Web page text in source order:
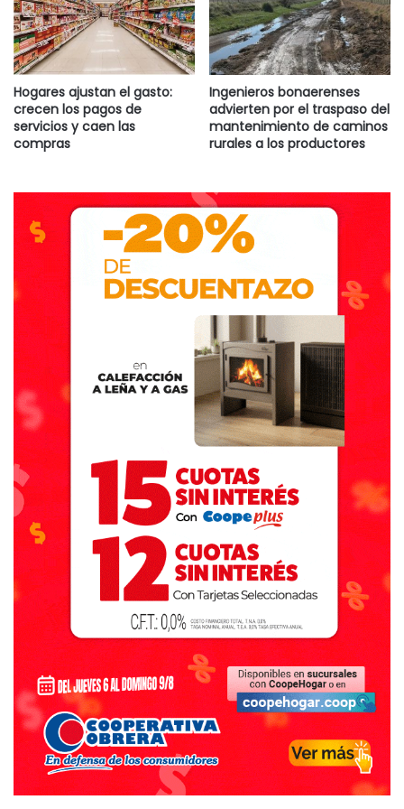
ella.
Además vive también otro tío paterno, que por ahora “no
tiene ningún tipo de sospechas”, concluyó.
Hogares ajustan el gasto:
crecen los pagos de
servicios y caen las
compras
Ingenieros bonaerenses
advierten por el traspaso del
mantenimiento de caminos
rurales a los productores